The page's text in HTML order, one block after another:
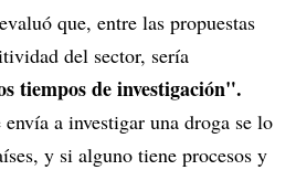
que, entre las propuestas
del sector, sería
tiempos de investigación".
a investigar una droga se lo
y si alguno tiene procesos y